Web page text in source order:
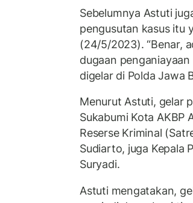
Sebelumnya Astuti
pengusutan kasus itu
(24/5/2023). “Benar,
dugaan
digelar di Polda Jawa
Menurut Astuti, gelar
Sukabumi Kota AKBP
Reserse Kriminal
Sudiarto, juga Kepala
Suryadi.
Astuti mengatakan,